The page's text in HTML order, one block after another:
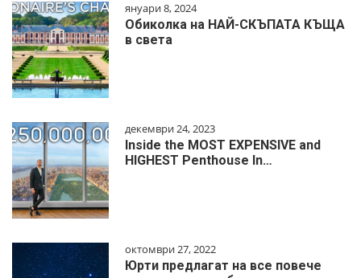
януари 8, 2024
Обиколка на НАЙ-СКЪПАТА КЪЩА
в света
декември 24, 2023
Inside the MOST EXPENSIVE and
HIGHEST Penthouse In…
октомври 27, 2022
Юрти предлагат на все повече